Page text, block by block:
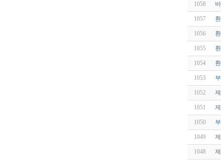
1058
1057
1056
1055
1054
1053
1052
1051
1050
1049
1048